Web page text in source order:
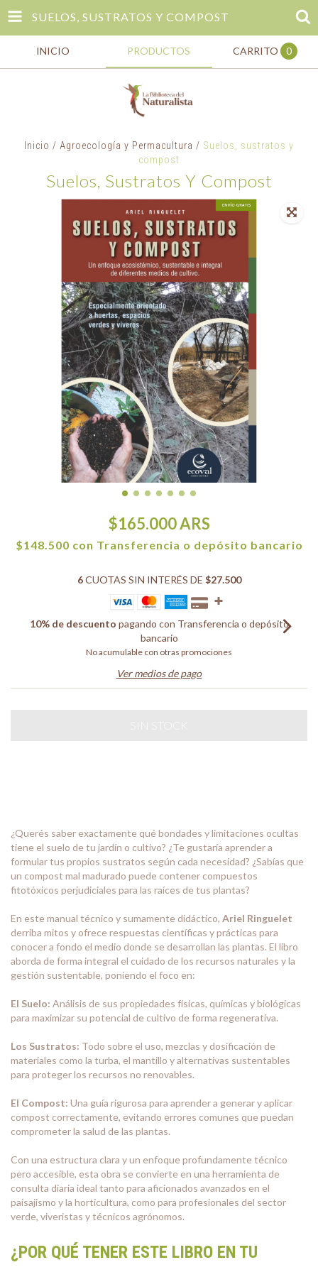
SUELOS, SUSTRATOS Y COMPOST
INICIO PRODUCTOS CARRITO 0
Inicio / Agroecología y Permacultura / Suelos, sustratos y
compost
Suelos, Sustratos Y Compost
$165.000ARS
$148.500 con Transferencia o depósito bancario
6CUOTAS SIN INTERÉS DE $27.500
10% de descuento pagando con Transferencia o depósito
bancario
No acumulable con otras promociones
Ver medios de pago
¿Querés saber exactamente qué bondades y limitaciones ocultas
tiene el suelo de tu jardín o cultivo? ¿Te gustaría aprender a
formular tus propios sustratos según cada necesidad? ¿Sabías que
un compost mal madurado puede contener compuestos
fitotóxicos perjudiciales para las raíces de tus plantas?
En este manual técnico y sumamente didáctico, Ariel Ringuelet
derriba mitos y ofrece respuestas científicas y prácticas para
conocer a fondo el medio donde se desarrollan las plantas. El libro
aborda de forma integral el cuidado de los recursos naturales y la
gestión sustentable, poniendo el foco en:
El Suelo: Análisis de sus propiedades físicas, químicas y biológicas
para maximizar su potencial de cultivo de forma regenerativa.
Los Sustratos: Todo sobre el uso, mezclas y dosificación de
materiales como la turba, el mantillo y alternativas sustentables
para proteger los recursos no renovables.
El Compost: Una guía rigurosa para aprender a generar y aplicar
compost correctamente, evitando errores comunes que puedan
comprometer la salud de las plantas.
Con una estructura clara y un enfoque profundamente técnico
pero accesible, esta obra se convierte en una herramienta de
consulta diaria ideal tanto para aficionados avanzados en el
paisajismo y la horticultura, como para profesionales del sector
verde, viveristas y técnicos agrónomos.
¿POR QUÉ TENER ESTE LIBRO EN TU